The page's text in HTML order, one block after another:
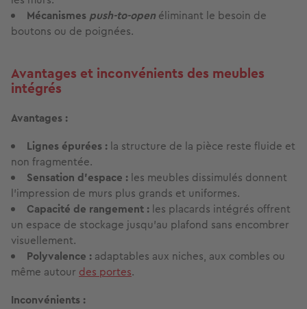
Mécanismes push-to-open éliminant le besoin de
boutons ou de poignées.
Avantages et inconvénients des meubles
intégrés
Avantages :
Lignes épurées : la structure de la pièce reste fluide et
non fragmentée.
Sensation d'espace : les meubles dissimulés donnent
l'impression de murs plus grands et uniformes.
Capacité de rangement : les placards intégrés offrent
un espace de stockage jusqu'au plafond sans encombrer
visuellement.
Polyvalence : adaptables aux niches, aux combles ou
même autour des portes.
Inconvénients :